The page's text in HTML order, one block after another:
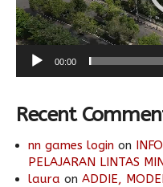
00:00
Recent
nn games login on
PELAJARAN LINTAS
laura on ADDIE,